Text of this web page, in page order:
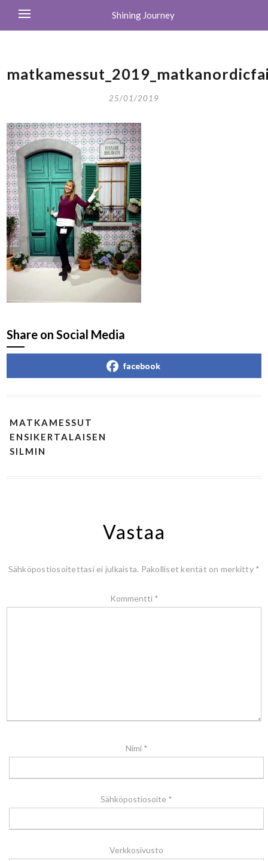
Shining Journey
25/01/2019
Share on Social Media
facebook
MATKAMESSUT
ENSIKERTALAISEN
SILMIN
Vastaa
Sähköpostiosoitettasi ei julkaista. Pakolliset kentät on merkitty *
Kommentti *
Nimi *
Sähköpostiosoite *
Verkkosivusto